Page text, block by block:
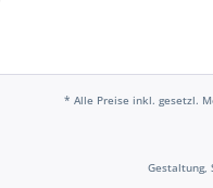
* Alle Preise inkl. gesetzl.
Gestaltung,